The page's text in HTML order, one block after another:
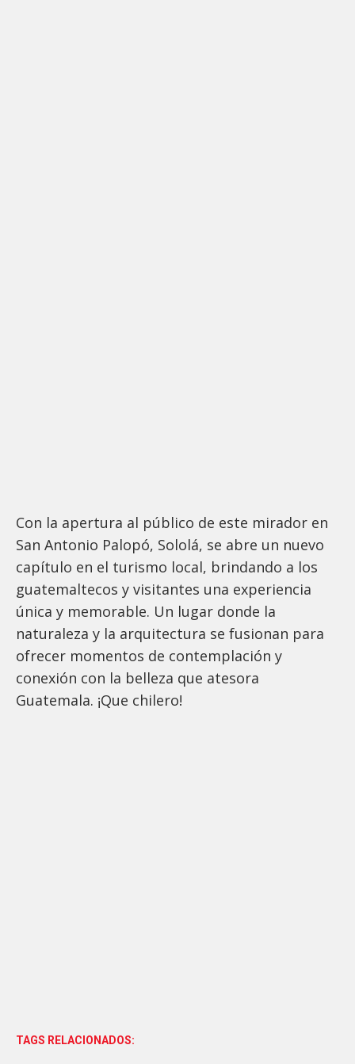
Con la apertura al público de este mirador en
San Antonio Palopó, Sololá, se abre un nuevo
capítulo en el turismo local, brindando a los
guatemaltecos y visitantes una experiencia
única y memorable. Un lugar donde la
naturaleza y la arquitectura se fusionan para
ofrecer momentos de contemplación y
conexión con la belleza que atesora
Guatemala. ¡Que chilero!
TAGS RELACIONADOS: